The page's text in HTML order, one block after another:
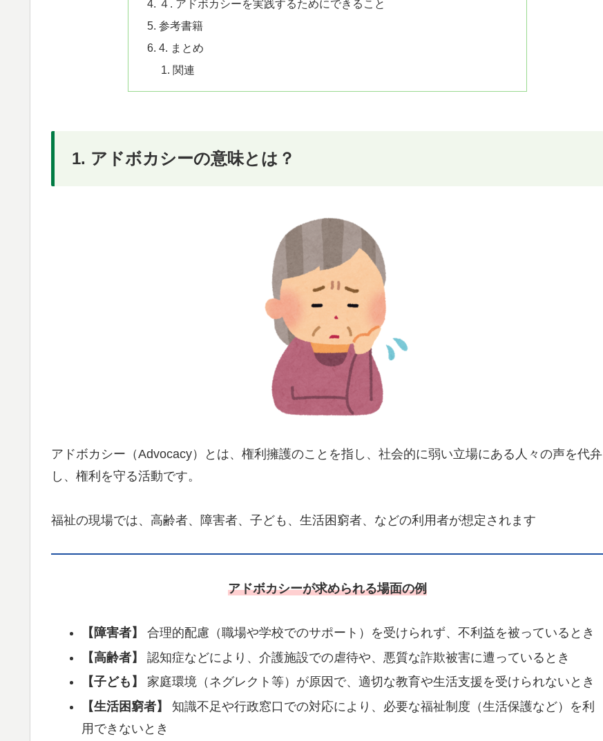
４. アドボカシーを実践するためにできること
参考書籍
4. まとめ
関連
1. アドボカシーの意味とは？
アドボカシー（Advocacy）とは、権利擁護のことを指し、社会的に弱い立場にある人々の声を代弁
し、権利を守る活動です。
福祉の現場では、高齢者、障害者、子ども、生活困窮者、などの利用者が想定されます
アドボカシーが求められる場面の例
【障害者】
合理的配慮（職場や学校でのサポート）を受けられず、不利益を被っているとき
【高齢者】
認知症などにより、介護施設での虐待や、悪質な詐欺被害に遭っているとき
【子ども】
家庭環境（ネグレクト等）が原因で、適切な教育や生活支援を受けられないとき
【生活困窮者】
知識不足や行政窓口での対応により、必要な福祉制度（生活保護など）を利
用できないとき